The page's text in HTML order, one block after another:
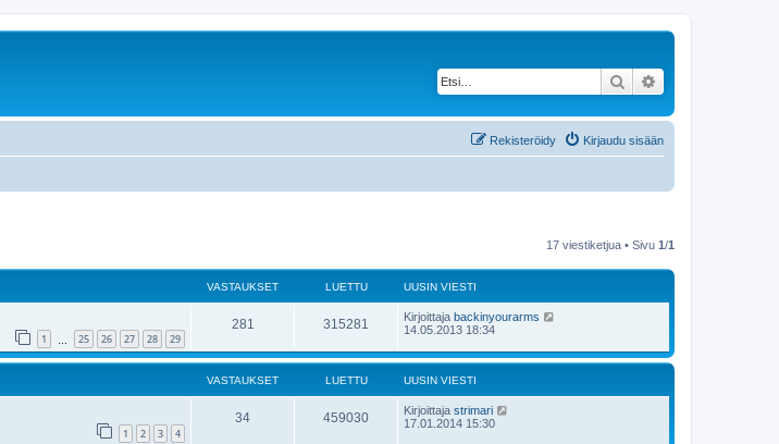
Etsi
Kirjaudu sisään
Rekisteröidy
17 viestiketjua • Sivu 1/1
VASTAUKSET LUETTU UUSIN VIESTI
1 25 26 27 28 29
281 315281 Kirjoittaja backinyourarms
14.05.2013 18:34
VASTAUKSET LUETTU UUSIN VIESTI
1 2 3 4
34 459030 Kirjoittaja strimari
17.01.2014 15:30